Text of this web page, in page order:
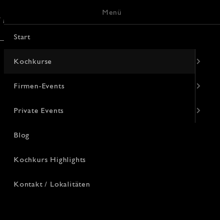
Menü
Start
Kochkurse
Firmen-Events
Private Events
Blog
Kochkurs Highlights
Kontakt / Lokalitäten